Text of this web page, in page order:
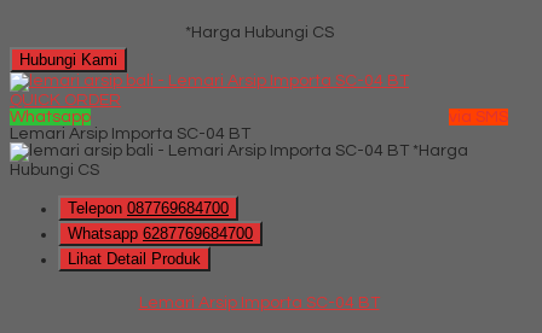
*Harga Hubungi CS
Hubungi Kami
QUICK ORDER
Whatsapp
via SMS
Lemari Arsip Importa SC-04 BT
*Harga
Hubungi CS
Telepon 087769684700
Whatsapp 6287769684700
Lihat Detail Produk
Lemari Arsip Importa SC-04 BT